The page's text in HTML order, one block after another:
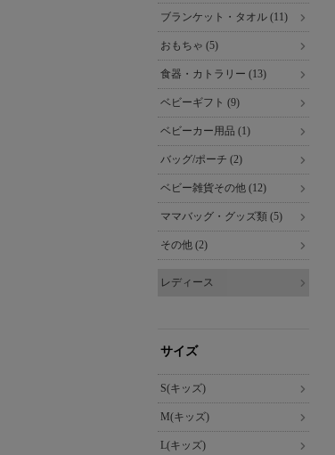
ブランケット・タオル (11)
おもちゃ (5)
食器・カトラリー (13)
ベビーギフト (9)
ベビーカー用品 (1)
バッグ/ポーチ (2)
ベビー雑貨その他 (12)
ママバッグ・グッズ類 (5)
その他 (2)
レディース
サイズ
S(キッズ)
M(キッズ)
L(キッズ)